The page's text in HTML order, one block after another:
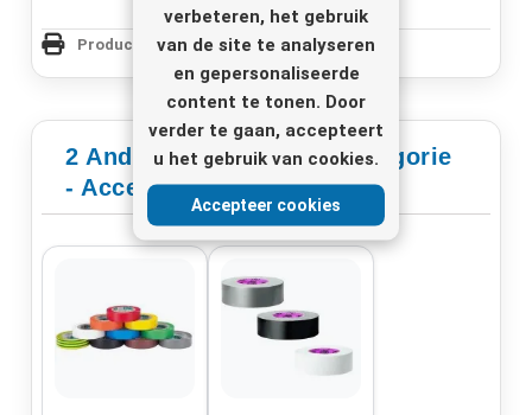
verbeteren, het gebruik
van de site te analyseren
en gepersonaliseerde
content te tonen. Door
verder te gaan, accepteert
u het gebruik van cookies.
Accepteer cookies
Productpagina Afdrukken
2 Andere Producten In Categorie
- Accessoires